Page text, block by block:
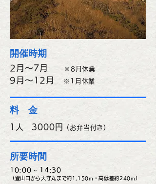
開催時期
2月～7月 ※8月休業
​9月～12月 ※1月休業
料 金
1人 3000円 （お弁当付き）
所要時間
10:00 ~ 14:30
（登山口から天守丸まで約1,150m・高低差約240m）